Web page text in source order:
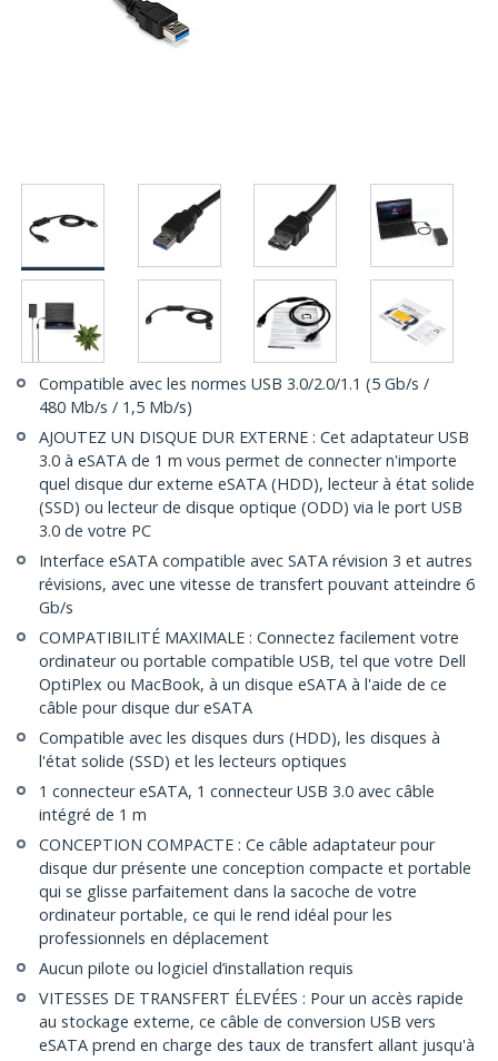
Compatible avec les normes USB 3.0/2.0/1.1 (5 Gb/s /
480 Mb/s / 1,5 Mb/s)
AJOUTEZ UN DISQUE DUR EXTERNE : Cet adaptateur USB
3.0 à eSATA de 1 m vous permet de connecter n'importe
quel disque dur externe eSATA (HDD), lecteur à état solide
(SSD) ou lecteur de disque optique (ODD) via le port USB
3.0 de votre PC
Interface eSATA compatible avec SATA révision 3 et autres
révisions, avec une vitesse de transfert pouvant atteindre 6
Gb/s
COMPATIBILITÉ MAXIMALE : Connectez facilement votre
ordinateur ou portable compatible USB, tel que votre Dell
OptiPlex ou MacBook, à un disque eSATA à l'aide de ce
câble pour disque dur eSATA
Compatible avec les disques durs (HDD), les disques à
l'état solide (SSD) et les lecteurs optiques
1 connecteur eSATA, 1 connecteur USB 3.0 avec câble
intégré de 1 m
CONCEPTION COMPACTE : Ce câble adaptateur pour
disque dur présente une conception compacte et portable
qui se glisse parfaitement dans la sacoche de votre
ordinateur portable, ce qui le rend idéal pour les
professionnels en déplacement
Aucun pilote ou logiciel d’installation requis
VITESSES DE TRANSFERT ÉLEVÉES : Pour un accès rapide
au stockage externe, ce câble de conversion USB vers
eSATA prend en charge des taux de transfert allant jusqu'à